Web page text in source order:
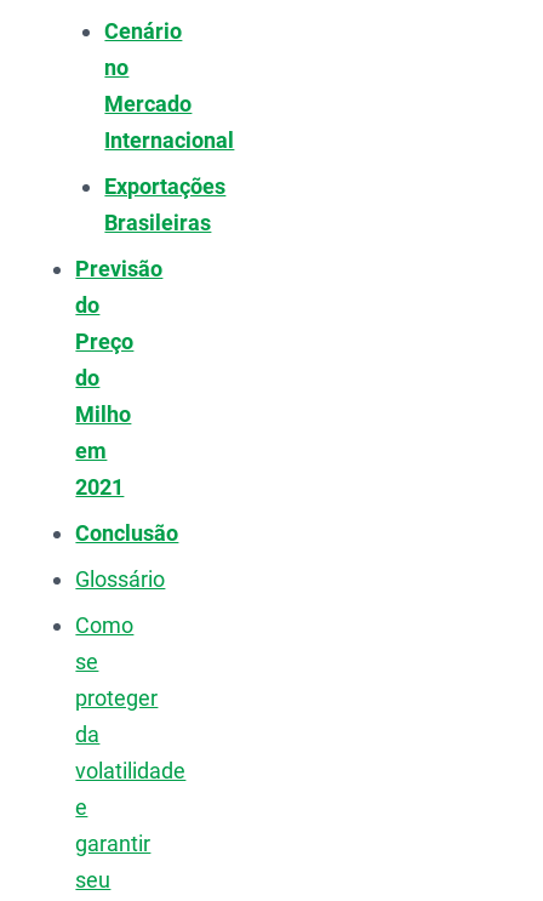
Cenário
no
Mercado
Internacional
Exportações
Brasileiras
Previsão
do
Preço
do
Milho
em
2021
Conclusão
Glossário
Como
se
proteger
da
volatilidade
e
garantir
seu